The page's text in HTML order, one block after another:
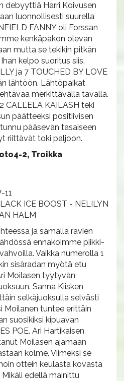
debyyttiä Harri Koivusen
luonnollisesti suurella
FANNY oli Forssan
kenkäpakon olevan
mutta se tekikin pitkän
kelpo suoritus siis.
ja 7 TOUCHED BY LOVE
lähtöön. Lähtöpaikat
merkittävällä tavalla.
CALLELA KAILASH teki
päätteeksi positiivisen
pääsevän tasaiseen
riittävät toki paljoon.
2, Troikka
11
ICE BOOST - NELILYN
HALM
ja samalla ravien
ennakoimme piikki-
Vaikka numerolla 1
sisäradan myötä etu
Moilasen tyytyvän
Sanna Kiisken
selkäjuoksulla selvästi
Moilanen tuntee erittäin
suosikiksi kipuavan
POE. Ari Hartikaisen
Moilasen ajamaan
kolme. Viimeksi se
ottein keulasta kovasta
edellä mainittu